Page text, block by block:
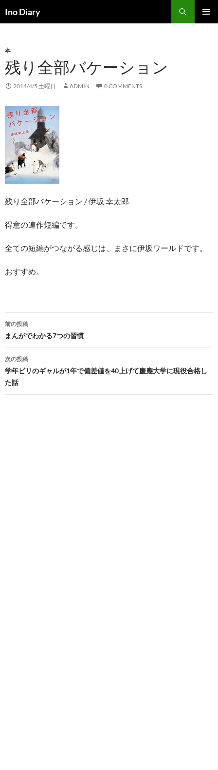
ン
ツ
へ
ス
キ
プ
Ino Diary
索
本
残り全部バケーション
2014/4/5 土曜日 ADMIN 0 COMMENTS
残り全部バケーション / 伊坂 幸太郎
得意の連作短編です。
全ての短編がつながる感じは、まさに伊坂ワールドです。
おすすめ。
投
稿
ナ
ビ
ゲ
前の投稿
まんがでわかる7つの習慣
次の投稿
学年ビリのギャルが1年で偏差値を40上げて慶應大学に現役合格し
た話